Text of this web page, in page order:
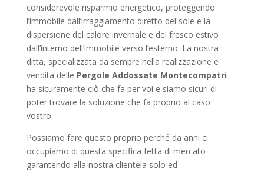
considerevole risparmio energetico, proteggendo
l’immobile dall’irraggiamento diretto del sole e la
dispersione del calore invernale e del fresco estivo
dall’interno dell’immobile verso l’esterno. La nostra
ditta, specializzata da sempre nella realizzazione e
vendita delle Pergole Addossate Montecompatri
ha sicuramente ciò che fa per voi e siamo sicuri di
poter trovare la soluzione che fa proprio al caso
vostro.
Possiamo fare questo proprio perché da anni ci
occupiamo di questa specifica fetta di mercato
garantendo alla nostra clientela solo ed